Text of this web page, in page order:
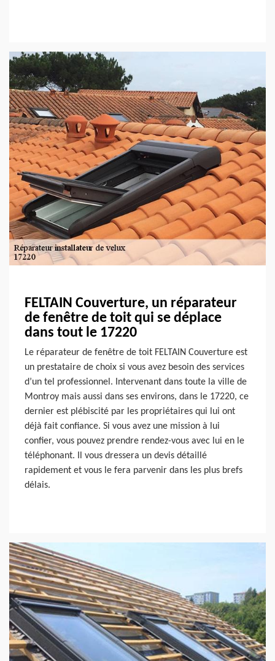
FELTAIN Couverture, un réparateur
de fenêtre de toit qui se déplace
dans tout le 17220
Le réparateur de fenêtre de toit FELTAIN Couverture est
un prestataire de choix si vous avez besoin des services
d’un tel professionnel. Intervenant dans toute la ville de
Montroy mais aussi dans ses environs, dans le 17220, ce
dernier est plébiscité par les propriétaires qui lui ont
déjà fait confiance. Si vous avez une mission à lui
confier, vous pouvez prendre rendez-vous avec lui en le
téléphonant. Il vous dressera un devis détaillé
rapidement et vous le fera parvenir dans les plus brefs
délais.